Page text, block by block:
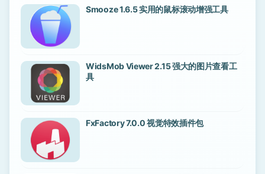
Smooze 1.6.5 实用的鼠标滚动增强工具
WidsMob Viewer 2.15 强大的图片查看工
具
FxFactory 7.0.0 视觉特效插件包